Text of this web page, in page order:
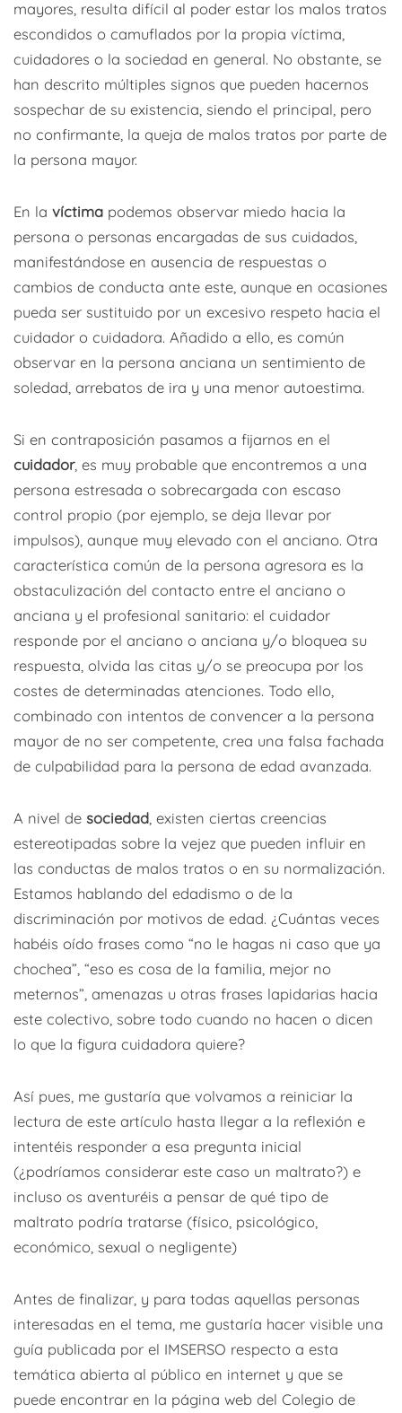
mayores, resulta difícil al poder estar los malos tratos
escondidos o camuflados por la propia víctima,
cuidadores o la sociedad en general. No obstante, se
han descrito múltiples signos que pueden hacernos
sospechar de su existencia, siendo el principal, pero
no confirmante, la queja de malos tratos por parte de
la persona mayor.
En la víctima podemos observar miedo hacia la
persona o personas encargadas de sus cuidados,
manifestándose en ausencia de respuestas o
cambios de conducta ante este, aunque en ocasiones
pueda ser sustituido por un excesivo respeto hacia el
cuidador o cuidadora. Añadido a ello, es común
observar en la persona anciana un sentimiento de
soledad, arrebatos de ira y una menor autoestima.
Si en contraposición pasamos a fijarnos en el
cuidador, es muy probable que encontremos a una
persona estresada o sobrecargada con escaso
control propio (por ejemplo, se deja llevar por
impulsos), aunque muy elevado con el anciano. Otra
característica común de la persona agresora es la
obstaculización del contacto entre el anciano o
anciana y el profesional sanitario: el cuidador
responde por el anciano o anciana y/o bloquea su
respuesta, olvida las citas y/o se preocupa por los
costes de determinadas atenciones. Todo ello,
combinado con intentos de convencer a la persona
mayor de no ser competente, crea una falsa fachada
de culpabilidad para la persona de edad avanzada.
A nivel de sociedad , existen ciertas creencias
estereotipadas sobre la vejez que pueden influir en
las conductas de malos tratos o en su normalización.
Estamos hablando del edadismo o de la
discriminación por motivos de edad. ¿Cuántas veces
habéis oído frases como “no le hagas ni caso que ya
chochea”, “eso es cosa de la familia, mejor no
meternos”, amenazas u otras frases lapidarias hacia
este colectivo, sobre todo cuando no hacen o dicen
lo que la figura cuidadora quiere?
Así pues, me gustaría que volvamos a reiniciar la
lectura de este artículo hasta llegar a la reflexión e
intentéis responder a esa pregunta inicial
(¿podríamos considerar este caso un maltrato?) e
incluso os aventuréis a pensar de qué tipo de
maltrato podría tratarse (físico, psicológico,
económico, sexual o negligente)
Antes de finalizar, y para todas aquellas personas
interesadas en el tema, me gustaría hacer visible una
guía publicada por el IMSERSO respecto a esta
temática abierta al público en internet y que se
puede encontrar en la página web del Colegio de